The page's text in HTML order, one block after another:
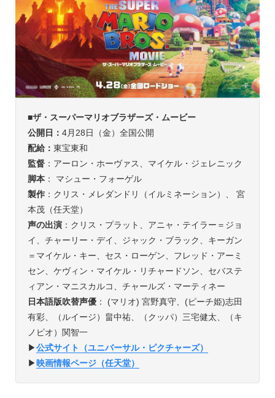
■ザ・スーパーマリオブラザーズ・ムービー
公開日： 4月28日（金）全国公開
配給： 東宝東和
監督：アーロン・ホーヴァス、マイケル・ジェレニック
脚本： マシュー・フォーゲル
製作：クリス・メレダンドリ（イルミネーション）、 宮
本茂（任天堂）
声の出演：クリス・プラット、アニャ・テイラー＝ジョ
イ、チャーリー・デイ、ジャック・ブラック、キーガン
＝マイケル・キー、セス・ローゲン、フレッド・アーミ
セン、ケヴィン・マイケル・リチャードソン、セバステ
ィアン・マニスカルコ、チャールズ・マーティネー
日本語版吹替声優： (マリオ) 宮野真守、(ピーチ姫)志田
有彩、（ルイージ）畠中祐、（クッパ）三宅健太、（キ
ノピオ）関智一
▶︎公式サイト（ユニバーサル・ピクチャーズ）
▶︎映画情報ページ（任天堂）